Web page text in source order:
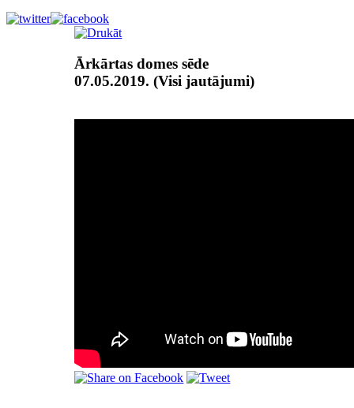
Ārkārtas domes sēde
07.05.2019. (Visi jautājumi)